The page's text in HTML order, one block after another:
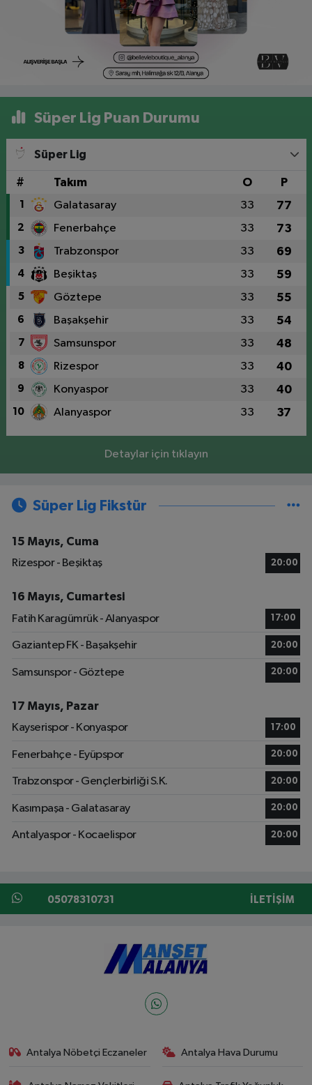
Süper Lig Puan Durumu
Süper Lig
# Takım O P
1 Galatasaray 33 77
2 Fenerbahçe 33 73
3 Trabzonspor 33 69
4 Beşiktaş 33 59
5 Göztepe 33 55
6 Başakşehir 33 54
7 Samsunspor 33 48
8 Rizespor 33 40
9 Konyaspor 33 40
10 Alanyaspor 33 37
Detaylar için tıklayın
Süper Lig Fikstür
15 Mayıs, Cuma
Rizespor - Beşiktaş
20:00
16 Mayıs, Cumartesi
Fatih Karagümrük - Alanyaspor
17:00
Gaziantep FK - Başakşehir 20:00
Samsunspor - Göztepe 20:00
17 Mayıs, Pazar
Kayserispor - Konyaspor
17:00
Fenerbahçe - Eyüpspor 20:00
Trabzonspor - Gençlerbirliği S.K. 20:00
Kasımpaşa - Galatasaray 20:00
Antalyaspor - Kocaelispor 20:00
05078310731 İLETIŞIM
Antalya Nöbetçi Eczaneler Antalya Hava Durumu